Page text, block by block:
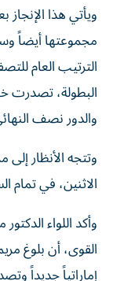
ويأتي هذا
الترتيب العام
البطولة، تصدرت
والدور نصف
وتتجه الأنظار
الاثنين، في تمام الساعة 12:30
وأكد اللواء
القوى، أن بلوغ